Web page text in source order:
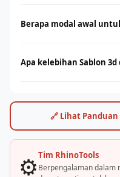
screen dan tinta yang
Berapa modal awal
starter manual hingga
Apa kelebihan Sablon
rendah. Digital printing
satuan, full-color, dan
🔗 Lihat
⚙️Tim RhinoTools
Berpengalaman dalam